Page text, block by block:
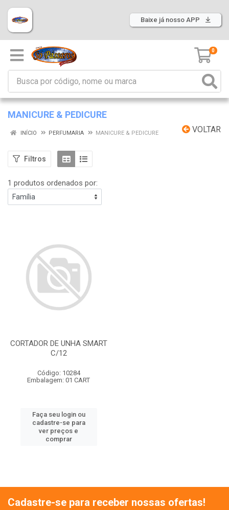
Baixe já nosso APP
0
MANICURE & PEDICURE
VOLTAR
INÍCIO PERFUMARIA MANICURE & PEDICURE
Filtros
1 produtos ordenados por:
CORTADOR DE UNHA SMART
C/12
Código: 10284
Embalagem: 01 CART
Faça seu login ou
cadastre-se para
ver preços e
comprar
Cadastre-se para receber nossas ofertas!